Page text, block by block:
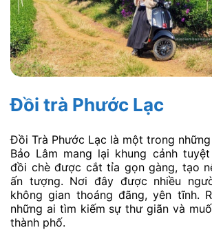
Đồi trà Phước Lạc
Đồi Trà Phước Lạc là một trong
Bảo Lâm mang lại khung cảnh
đồi chè được cắt tỉa gọn gàng, tạo
ấn tượng. Nơi đây được nhiều
không gian thoáng đãng, yên tĩnh.
những ai tìm kiếm sự thư giãn và
thành phố.